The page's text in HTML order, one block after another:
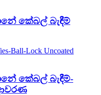
කේබල් බැඳීම්
කේබල් බැඳීම්-